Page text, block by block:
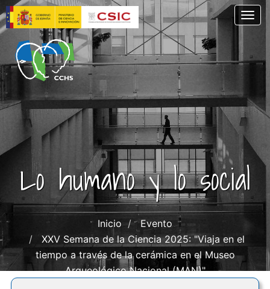
Pasar
al
contenido
principal
Lo humano y lo social
Inicio
Evento
XXV Semana de la Ciencia 2025: "Viaja en el
tiempo a través de la cerámica en el Museo
Arqueológico Nacional (MAN)"